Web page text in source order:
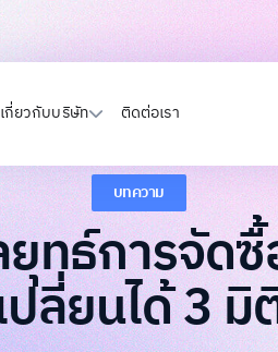
เกี่ยวกับบริษัท ติดต่อเรา
บทความ
ทธ์การจัด
ปลี่ยนได้ 3 มิ